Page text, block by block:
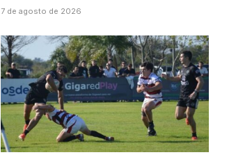
7 de agosto de 2026